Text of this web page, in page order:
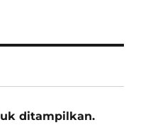
ditampilkan.